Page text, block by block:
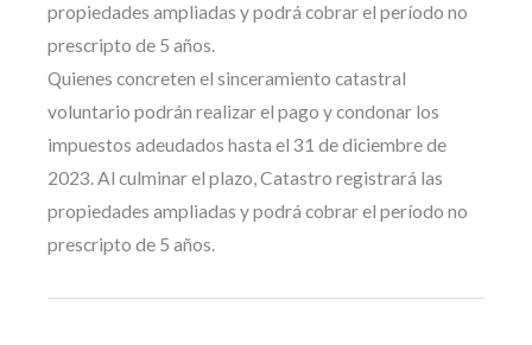
propiedades ampliadas y podrá cobrar el período no
prescripto de 5 años.
Quienes concreten el sinceramiento catastral
voluntario podrán realizar el pago y condonar los
impuestos adeudados hasta el 31 de diciembre de
2023. Al culminar el plazo, Catastro registrará las
propiedades ampliadas y podrá cobrar el período no
prescripto de 5 años.